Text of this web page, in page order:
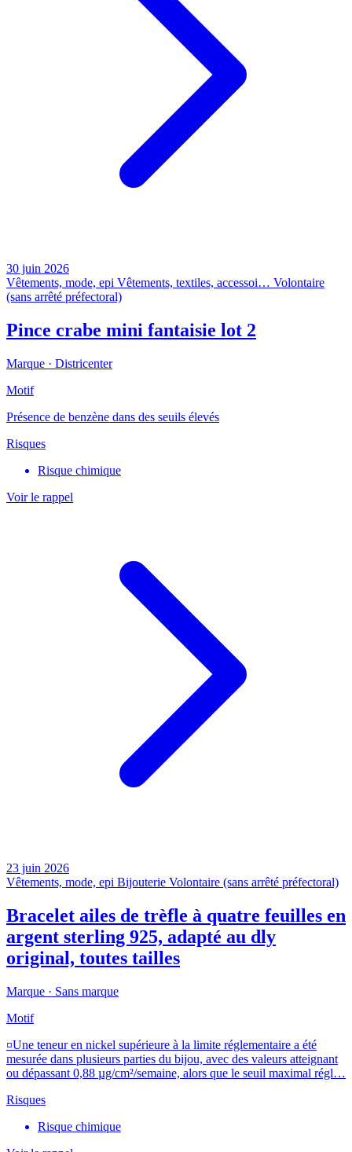
30 juin 2026
Vêtements, mode, epi Vêtements, textiles, accessoi… Volontaire
(sans arrêté préfectoral)
Pince crabe mini fantaisie lot 2
Marque · Districenter
Motif
Présence de benzène dans des seuils élevés
Risques
Risque chimique
Voir le rappel
23 juin 2026
Vêtements, mode, epi Bijouterie Volontaire (sans arrêté préfectoral)
Bracelet ailes de trèfle à quatre feuilles en
argent sterling 925, adapté au dly
original, toutes tailles
Marque · Sans marque
Motif
¤Une teneur en nickel supérieure à la limite réglementaire a été
mesurée dans plusieurs parties du bijou, avec des valeurs atteignant
ou dépassant 0,88 µg/cm²/semaine, alors que le seuil maximal régl…
Risques
Risque chimique